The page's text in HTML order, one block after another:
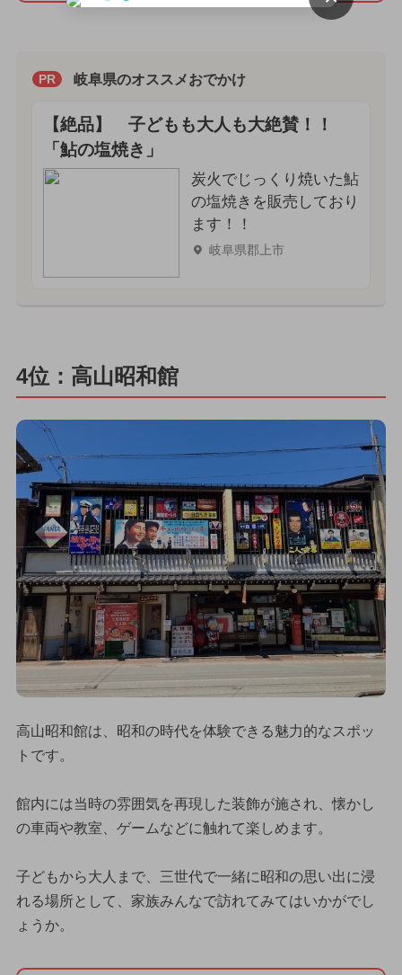
PR 岐阜県のオススメおでかけ
【絶品】 子どもも大人も大絶賛！！
「鮎の塩焼き」
炭火でじっくり焼いた鮎
の塩焼きを販売しており
ます！！
岐阜県郡上市
4位：高山昭和館
高山昭和館は、昭和の時代を体験できる魅力的なスポッ
トです。
館内には当時の雰囲気を再現した装飾が施され、懐かし
の車両や教室、ゲームなどに触れて楽しめます。
子どもから大人まで、三世代で一緒に昭和の思い出に浸
れる場所として、家族みんなで訪れてみてはいかがでし
ょうか。